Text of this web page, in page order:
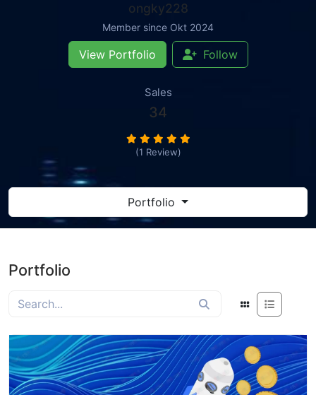
ongky228
Member since Okt 2024
View Portfolio Follow
Sales
34
(1 Review)
Portfolio
Portfolio